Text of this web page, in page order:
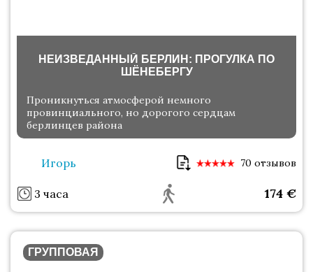
НЕИЗВЕДАННЫЙ БЕРЛИН: ПРОГУЛКА ПО
ШЁНЕБЕРГУ
Проникнуться атмосферой немного
провинциального, но дорогого сердцам
берлинцев района
Игорь 70 отзывов
3 часа 174 €
ГРУППОВАЯ